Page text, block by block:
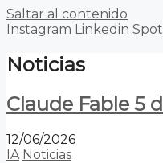
Saltar al contenido
Instagram Linkedin
Noticias
Claude Fable 5
12/06/2026
IA Noticias